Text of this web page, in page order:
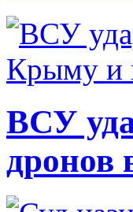
ВСУ
дронов